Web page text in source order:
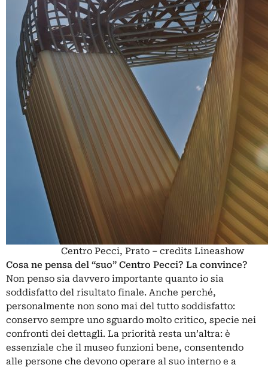
Centro Pecci, Prato – credits Lineashow
Cosa ne pensa del “suo” Centro Pecci? La convince?
Non penso sia davvero importante quanto io sia
soddisfatto del risultato finale. Anche perché,
personalmente non sono mai del tutto soddisfatto:
conservo sempre uno sguardo molto critico, specie nei
confronti dei dettagli. La priorità resta un’altra: è
essenziale che il museo funzioni bene, consentendo
alle persone che devono operare al suo interno e a